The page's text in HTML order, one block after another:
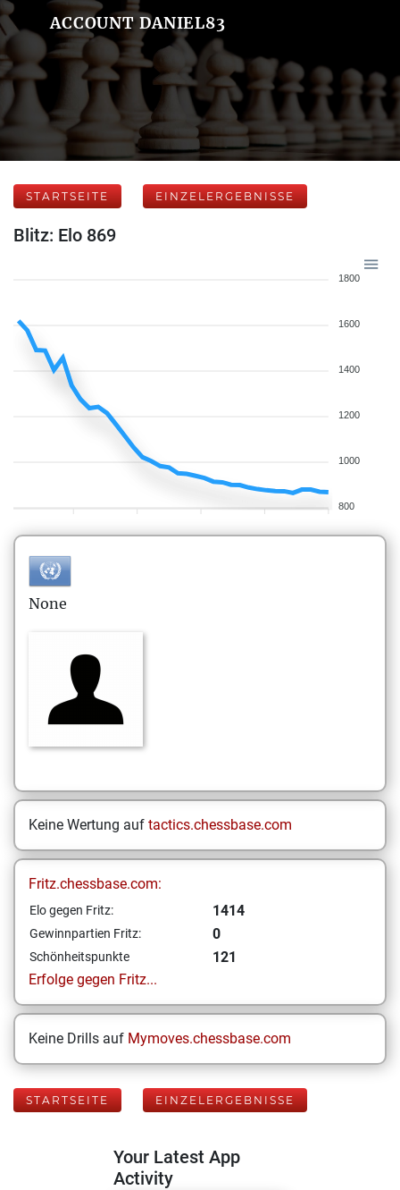
ACCOUNT DANIEL83
STARTSEITE EINZELERGEBNISSE
Blitz: Elo 869
1800
1600
1400
1200
1000
800
None
Keine Wertung auf tactics.chessbase.com
Fritz.chessbase.com:
Elo gegen Fritz: 1414
Gewinnpartien Fritz: 0
Schönheitspunkte
121
Erfolge gegen Fritz...
Keine Drills auf Mymoves.chessbase.com
STARTSEITE EINZELERGEBNISSE
Your Latest App
Activity